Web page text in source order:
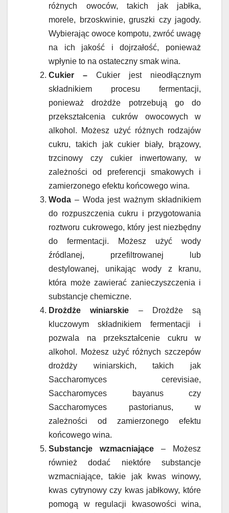
różnych owoców, takich jak jabłka,
morele, brzoskwinie, gruszki czy jagody.
Wybierając owoce kompotu, zwróć uwagę
na ich jakość i dojrzałość, ponieważ
wpłynie to na ostateczny smak wina.
Cukier – Cukier jest nieodłącznym
składnikiem procesu fermentacji,
ponieważ drożdże potrzebują go do
przekształcenia cukrów owocowych w
alkohol. Możesz użyć różnych rodzajów
cukru, takich jak cukier biały, brązowy,
trzcinowy czy cukier inwertowany, w
zależności od preferencji smakowych i
zamierzonego efektu końcowego wina.
Woda – Woda jest ważnym składnikiem
do rozpuszczenia cukru i przygotowania
roztworu cukrowego, który jest niezbędny
do fermentacji. Możesz użyć wody
źródlanej, przefiltrowanej lub
destylowanej, unikając wody z kranu,
która może zawierać zanieczyszczenia i
substancje chemiczne.
Drożdże winiarskie – Drożdże są
kluczowym składnikiem fermentacji i
pozwala na przekształcenie cukru w
alkohol. Możesz użyć różnych szczepów
drożdży winiarskich, takich jak
Saccharomyces cerevisiae,
Saccharomyces bayanus czy
Saccharomyces pastorianus, w
zależności od zamierzonego efektu
końcowego wina.
Substancje wzmacniające – Możesz
również dodać niektóre substancje
wzmacniające, takie jak kwas winowy,
kwas cytrynowy czy kwas jabłkowy, które
pomogą w regulacji kwasowości wina,